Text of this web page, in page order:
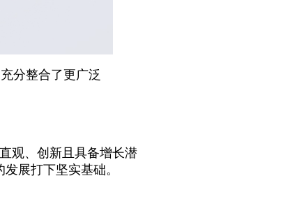
分整合了更广泛
观、创新且具备增长潜
展打下坚实基础。